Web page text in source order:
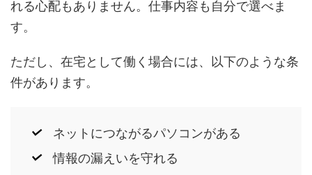
れる心配もありません。仕事内容も自分で選べま
す。
ただし、在宅として働く場合には、以下のような条
件があります。
ネットにつながるパソコンがある
情報の漏えいを守れる